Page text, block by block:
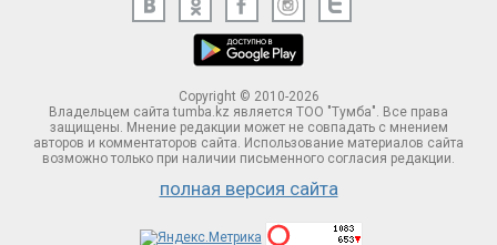
Copyright © 2010-2026
Владельцем сайта tumba.kz является ТОО "Тумба". Все права
защищены. Мнение редакции может не совпадать с мнением
авторов и комментаторов сайта. Использование материалов сайта
возможно только при наличии письменного согласия редакции.
полная версия сайта